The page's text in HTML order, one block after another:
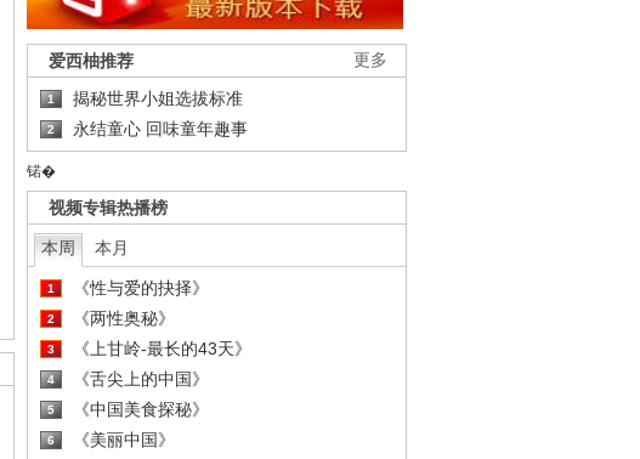
更多
爱西柚推荐
1 揭秘世界小姐选拔标准
2 永结童心 回味童年趣事
锘�
视频专辑热播榜
本周 本月
1 《性与爱的抉择》
2 《两性奥秘》
3 《上甘岭-最长的43天》
4 《舌尖上的中国》
5 《中国美食探秘》
6 《美丽中国》